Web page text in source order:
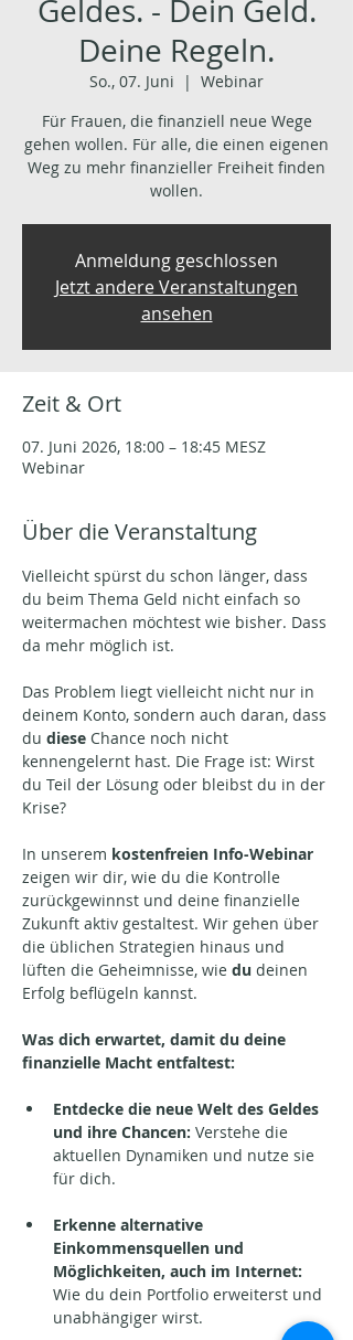
Geldes. - Dein Geld.
Deine Regeln.
So., 07. Juni
  |
Webinar
Für Frauen, die finanziell neue Wege
gehen wollen. Für alle, die einen eigenen
Weg zu mehr finanzieller Freiheit finden
wollen.
Anmeldung geschlossen
Jetzt andere Veranstaltungen
ansehen
Zeit & Ort
07. Juni 2026, 18:00 – 18:45 MESZ
Webinar
Über die Veranstaltung
Vielleicht spürst du schon länger, dass
du beim Thema Geld nicht einfach so
weitermachen möchtest wie bisher. Dass
da mehr möglich ist.
Das Problem liegt vielleicht nicht nur in
deinem Konto, sondern auch daran, dass
du diese Chance noch nicht
kennengelernt hast. Die Frage ist: Wirst
du Teil der Lösung oder bleibst du in der
Krise?
In unserem kostenfreien Info-Webinar
zeigen wir dir, wie du die Kontrolle
zurückgewinnst und deine finanzielle
Zukunft aktiv gestaltest. Wir gehen über
die üblichen Strategien hinaus und
lüften die Geheimnisse, wie du deinen
Erfolg beflügeln kannst.
Was dich erwartet, damit du deine
finanzielle Macht entfaltest:
Entdecke die neue Welt des Geldes
und ihre Chancen: Verstehe die
aktuellen Dynamiken und nutze sie
für dich.
Erkenne alternative
Einkommensquellen und
Möglichkeiten, auch im Internet:
Wie du dein Portfolio erweiterst und
unabhängiger wirst.